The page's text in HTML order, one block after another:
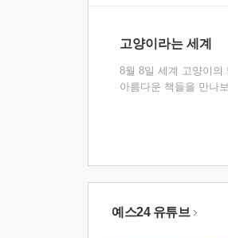
고양이라는 세계
8월 8일 세계 고양이의
아름다운 책들을 만나
예스24 유튜브